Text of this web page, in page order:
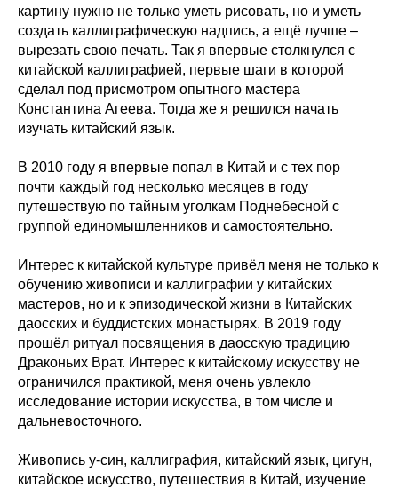
картину нужно не только уметь рисовать, но и уметь
создать каллиграфическую надпись, а ещё лучше –
вырезать свою печать. Так я впервые столкнулся с
китайской каллиграфией, первые шаги в которой
сделал под присмотром опытного мастера
Константина Агеева. Тогда же я решился начать
изучать китайский язык.
В 2010 году я впервые попал в Китай и с тех пор
почти каждый год несколько месяцев в году
путешествую по тайным уголкам Поднебесной с
группой единомышленников и самостоятельно.
Интерес к китайской культуре привёл меня не только к
обучению живописи и каллиграфии у китайских
мастеров, но и к эпизодической жизни в Китайских
даосских и буддистских монастырях. В 2019 году
прошёл ритуал посвящения в даосскую традицию
Драконьих Врат. Интерес к китайскому искусству не
ограничился практикой, меня очень увлекло
исследование истории искусства, в том числе и
дальневосточного.
Живопись у-син, каллиграфия, китайский язык, цигун,
китайское искусство, путешествия в Китай, изучение